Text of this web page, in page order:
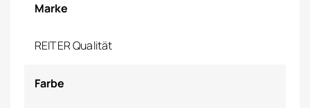
Marke
REITER Qualität
Farbe